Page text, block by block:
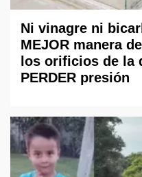
Ni vinagre ni
MEJOR manera
los orificios de la
PERDER presión